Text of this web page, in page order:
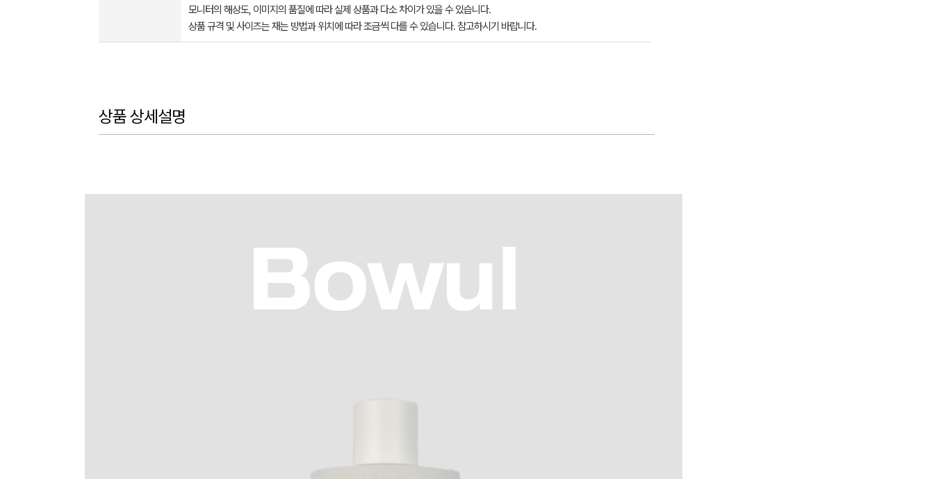
모니터의 해상도, 이미지의 품질에 따라 실제 상품과 다소 차이가 있을 수 있습니다.
상품 규격 및 사이즈는 재는 방법과 위치에 따라 조금씩 다를 수 있습니다. 참고하시기 바랍니다.
상품 상세설명